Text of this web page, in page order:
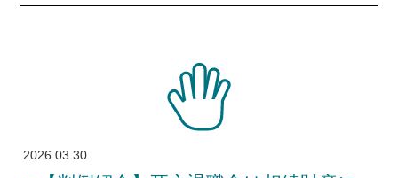
2026.03.30